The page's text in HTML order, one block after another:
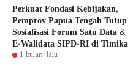
Perkuat Fondasi Kebijakan,
Pemprov Papua Tengah Tutup
Sosialisasi Forum Satu Data &
E-Walidata SIPD-RI di Timika
1 bulan lalu